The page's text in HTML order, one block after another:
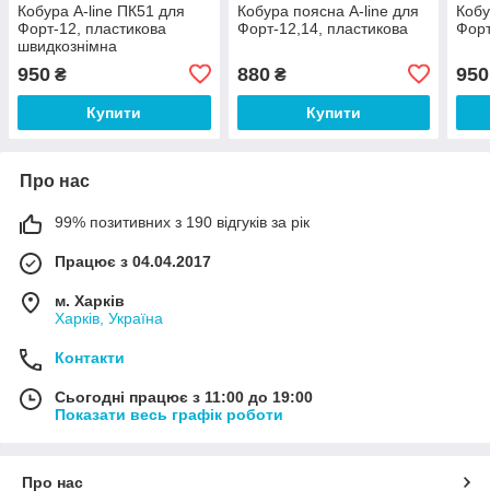
Кобура A-line ПК51 для
Форт-12, пластикова
швидкознімна
950 ₴
Купити
Кобура поясна A-line для
Форт-12,14, пластикова
880₴
Купити
950
Про нас
99% позитивних з 190 відгуків за рік
Працює з 04.04.2017
м. Харків
Харків, Україна
Контакти
Сьогодні працює з 11:00 до 19:00
Показати весь графік роботи
Про нас